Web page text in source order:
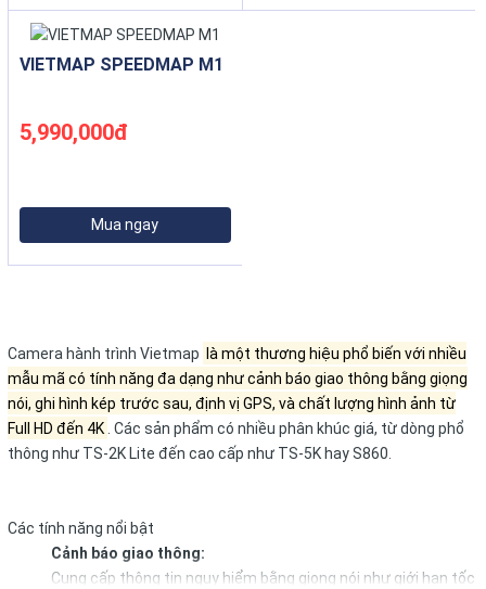
VIETMAP SPEEDMAP M1
5,990,000đ
Mua ngay
Camera hành trình Vietmap là một thương hiệu phổ biến với nhiều
mẫu mã có tính năng đa dạng như cảnh báo giao thông bằng giọng
nói, ghi hình kép trước sau, định vị GPS, và chất lượng hình ảnh từ
Full HD đến 4K Các sản phẩm có nhiều phân khúc giá, từ dòng phổ
thông như TS-2K Lite đến cao cấp như TS-5KhayS860
Các tính năng nổi bật
Cảnh báo giao thông:
Cung cấp thông tin nguy hiểm bằng giọng nói như giới hạn tốc